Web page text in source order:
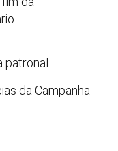
da Campanha